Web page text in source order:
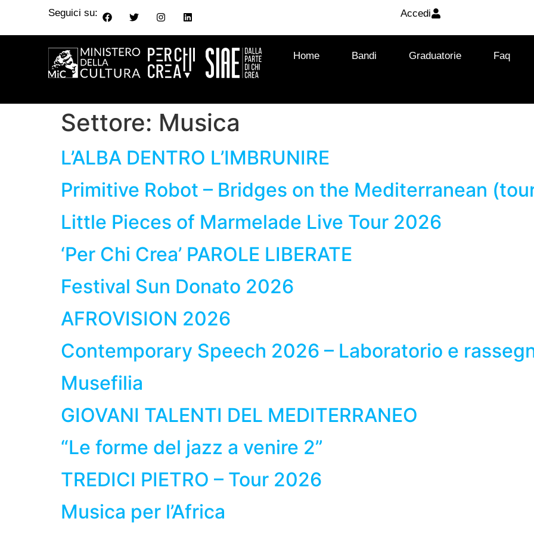
Seguici su: Accedi
Home Bandi Graduatorie Faq
Settore: Musica
L’ALBA DENTRO L’IMBRUNIRE
Primitive Robot – Bridges on the Mediterranean
Little Pieces of Marmelade Live Tour 2026
‘Per Chi Crea’ PAROLE LIBERATE
Festival Sun Donato 2026
AFROVISION 2026
Contemporary Speech 2026 – Laboratorio e
Musefilia
GIOVANI TALENTI DEL MEDITERRANEO
“Le forme del jazz a venire 2”
TREDICI PIETRO – Tour 2026
Musica per l’Africa